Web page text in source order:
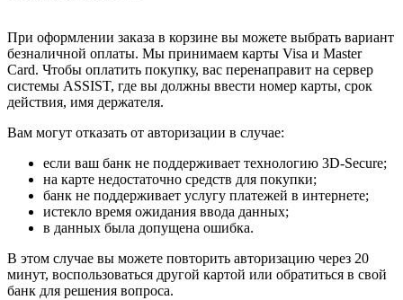
При оформлении заказа в корзине вы можете выбрать вариант
безналичной оплаты. Мы принимаем карты Visa и Master
Card. Чтобы оплатить покупку, вас перенаправит на сервер
системы ASSIST, где вы должны ввести номер карты, срок
действия, имя держателя.
Вам могут отказать от авторизации в случае:
если ваш банк не поддерживает технологию 3D-Secure;
на карте недостаточно средств для покупки;
банк не поддерживает услугу платежей в интернете;
истекло время ожидания ввода данных;
в данных была допущена ошибка.
В этом случае вы можете повторить авторизацию через 20
минут, воспользоваться другой картой или обратиться в свой
банк для решения вопроса.